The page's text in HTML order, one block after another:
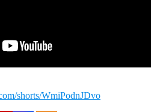
shorts/WmiPodnJDvo